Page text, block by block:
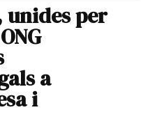
unides per
a
i